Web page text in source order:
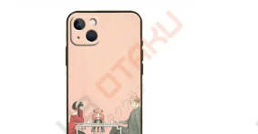
a
plusieurs
variations.
Les
options
peuvent
être